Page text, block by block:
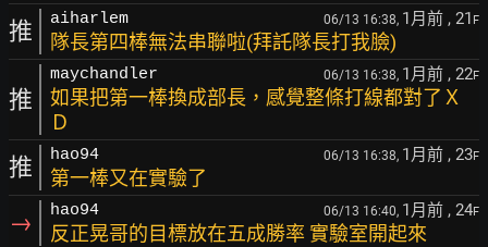
推 aiharlem 06/13 16:38, 1月前 , 21 F
隊長第四棒無法串聯啦(拜託隊長打我臉)
推
maychandler 06/13 16:38, 1月前 , 22F
如果把第一棒換成部長，感覺整條打線都對了Ｘ
Ｄ
推 hao94 06/13 16:38, 1月前 , 23F
第一棒又在實驗了
→ hao94 06/13 16:40, 1月前 , 24F
反正晃哥的目標放在五成勝率 實驗室開起來